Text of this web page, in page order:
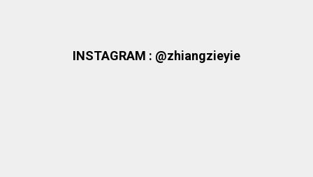
INSTAGRAM : @zhiangzieyie